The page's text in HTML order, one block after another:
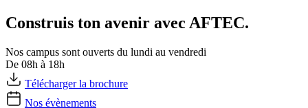
Construis ton avenir avec AFTEC.
Nos campus sont ouverts du lundi au vendredi
De 08h à 18h
Télécharger la brochure
Nos évènements